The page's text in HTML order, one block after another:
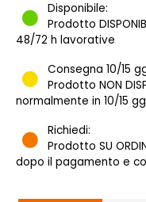
Disponibile:
Prodotto
48/72 h lavorative
Consegna 10/15
Prodotto NON
normalmente in 10/15
Richiedi:
Prodotto SU
dopo il pagamento e